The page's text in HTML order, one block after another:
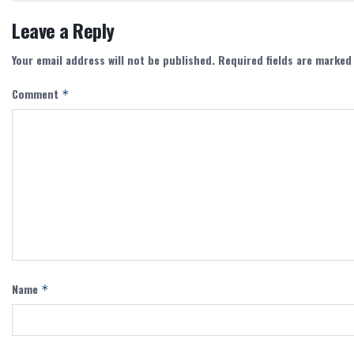
Leave a Reply
Your email address will not be published. Required fields are marked
Comment *
Name *